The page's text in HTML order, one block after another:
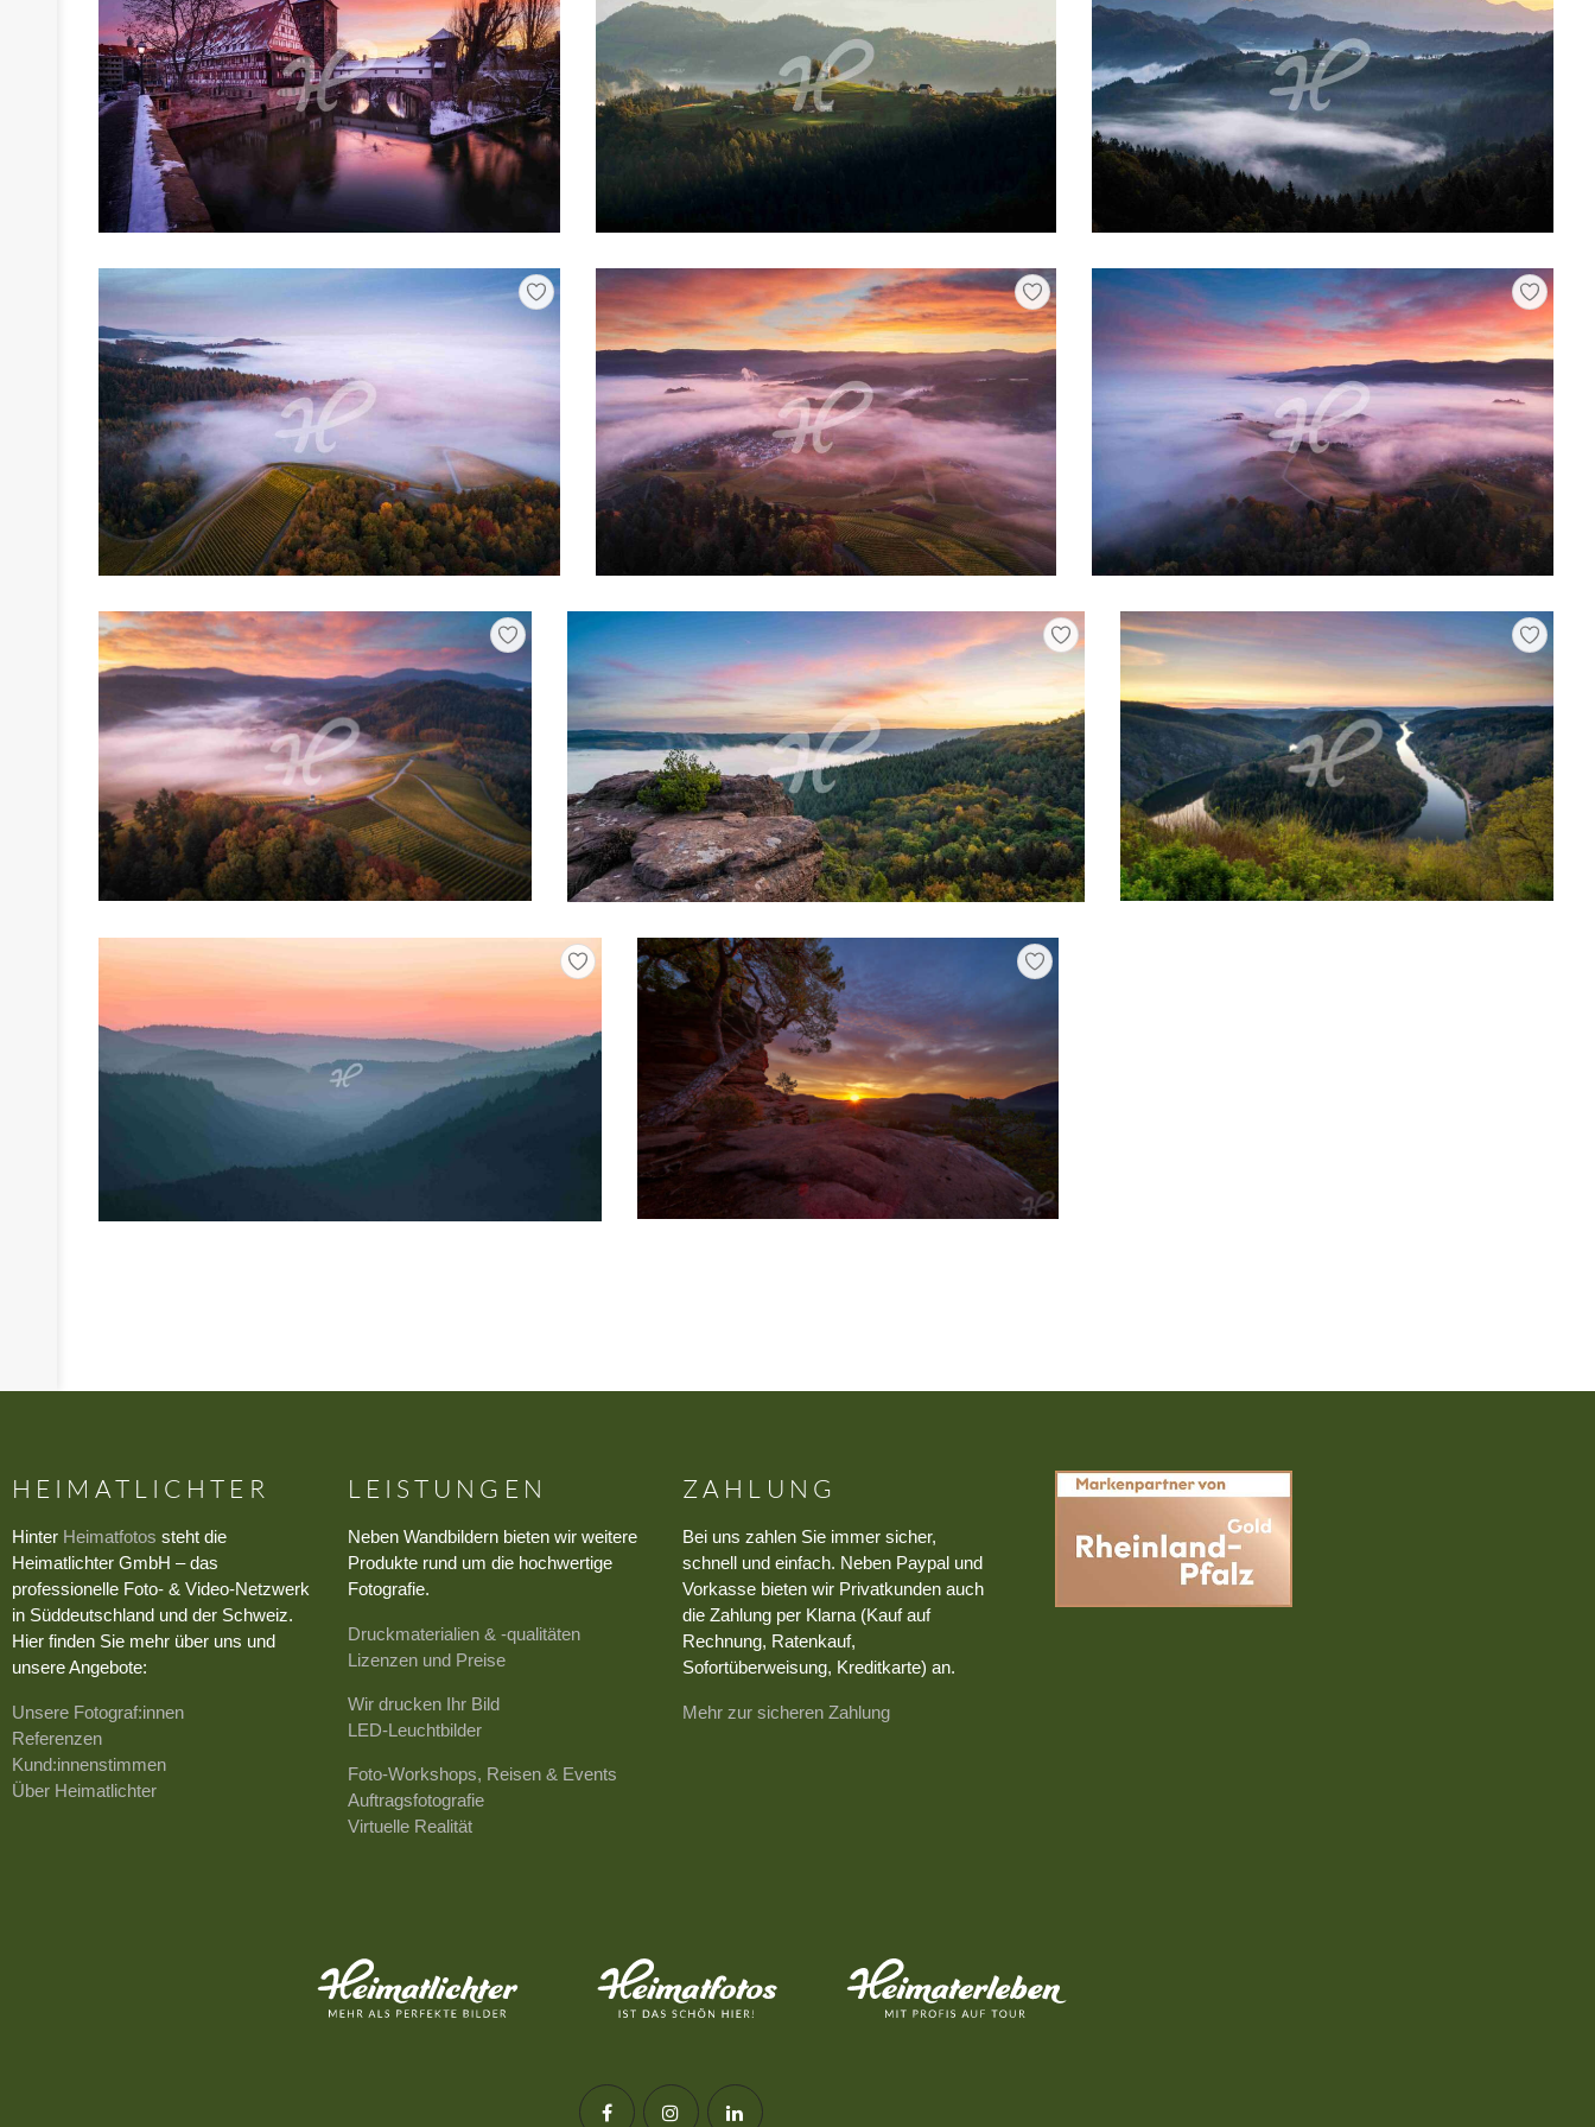
HEIMATLICHTER
Hinter Heimatfotos steht die
Heimatlichter GmbH – das
professionelle Foto- & Video-Netzwerk
in Süddeutschland und der Schweiz.
Hier finden Sie mehr über uns und
unsere Angebote:
Unsere Fotograf:innen
Referenzen
Kund:innenstimmen
Über Heimatlichter
LEISTUNGEN
Neben Wandbildern bieten wir weitere
Produkte rund um die hochwertige
Fotografie.
Druckmaterialien & -qualitäten
Lizenzen und Preise
Wir drucken Ihr Bild
LED-Leuchtbilder
Foto-Workshops, Reisen & Events
Auftragsfotografie
Virtuelle Realität
ZAHLUNG
Bei uns zahlen Sie immer sicher,
schnell und einfach. Neben Paypal und
Vorkasse bieten wir Privatkunden auch
die Zahlung per Klarna (Kauf auf
Rechnung, Ratenkauf,
Sofortüberweisung, Kreditkarte) an.
Mehr zur sicheren Zahlung